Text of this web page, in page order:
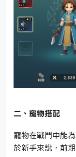
二、寵物搭配
寵物在戰鬥中能
於新手來說，前